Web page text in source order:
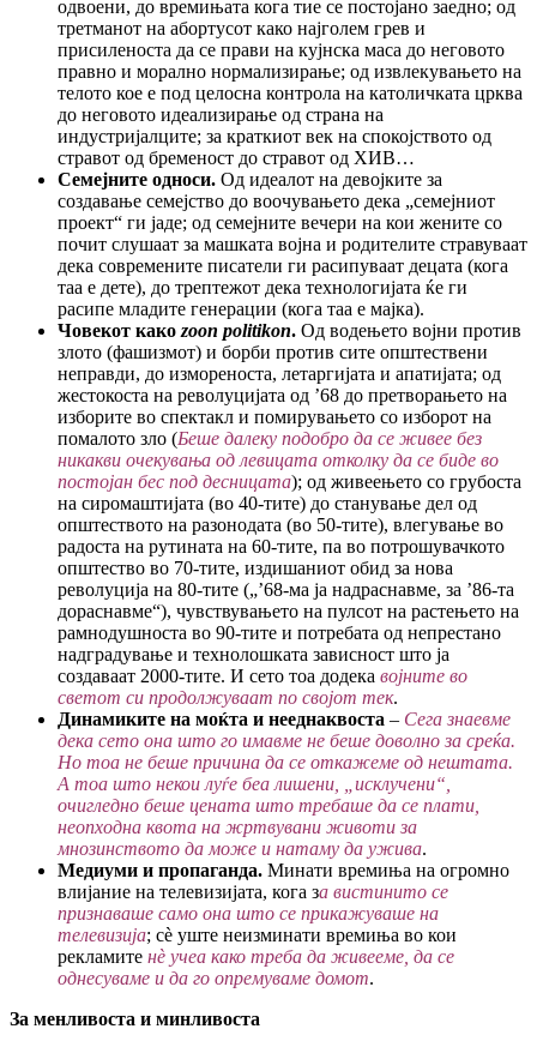
одвоени, до времињата кога тие се постојано заедно; од
третманот на абортусот како најголем грев и
присиленоста да се прави на кујнска маса до неговото
правно и морално нормализирање; од извлекувањето на
телото кое е под целосна контрола на католичката црква
до неговото идеализирање од страна на
индустријалците; за краткиот век на спокојството од
стравот од бременост до стравот од ХИВ…
Семејните односи. Од идеалот на девојките за
создавање семејство до воочувањето дека „семејниот
проект“ ги јаде; од семејните вечери на кои жените со
почит слушаат за машката војна и родителите стравуваат
дека современите писатели ги расипуваат децата (кога
таа е дете), до трептежот дека технологијата ќе ги
расипе младите генерации (кога таа е мајка).
Човекот како zoon politikon. Од водењето војни против
злото (фашизмот) и борби против сите општествени
неправди, до измореноста, летаргијата и апатијата; од
жестокоста на револуцијата од ’68 до претворањето на
изборите во спектакл и помирувањето со изборот на
помалото зло (Беше далеку подобро да се живее без
никакви очекувања од левицата отколку да се биде во
постојан бес под десницата); од живеењето со грубоста
на сиромаштијата (во 40-тите) до станување дел од
општеството на разонодата (во 50-тите), влегување во
радоста на рутината на 60-тите, па во потрошувачкото
општество во 70-тите, издишаниот обид за нова
револуција на 80-тите („’68-ма ја надраснавме, за ’86-та
дораснавме“), чувствувањето на пулсот на растењето на
рамнодушноста во 90-тите и потребата од непрестано
надградување и технолошката зависност што ја
создаваат 2000-тите. И сето тоа додека војните во
светот си продолжуваат по својот тек.
Динамиките на моќта и нееднаквоста – Сега знаевме
дека сето она што го имавме не беше доволно за среќа.
Но тоа не беше причина да се откажеме од нештата.
А тоа што некои луѓе беа лишени, „исклучени“,
очигледно беше цената што требаше да се плати,
неопходна квота на жртвувани животи за
мнозинството да може и натаму да ужива.
Медиуми и пропаганда. Минати времиња на огромно
влијание на телевизијата, кога за вистинито се
признаваше само она што се прикажуваше на
телевизија; сè уште неизминати времиња во кои
рекламите нè учеа како треба да живееме, да се
однесуваме и да го опремуваме домот.
За менливоста и минливоста